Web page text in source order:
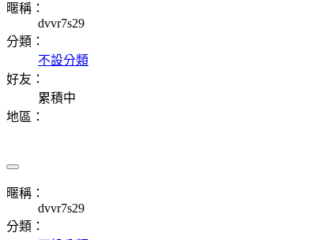
暱稱：
dvvr7s29
分類：
不設分類
好友：
累積中
地區：
暱稱：
dvvr7s29
分類：